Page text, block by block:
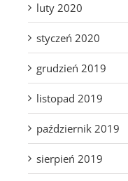
luty 2020
styczeń 2020
grudzień 2019
listopad 2019
październik 2019
sierpień 2019